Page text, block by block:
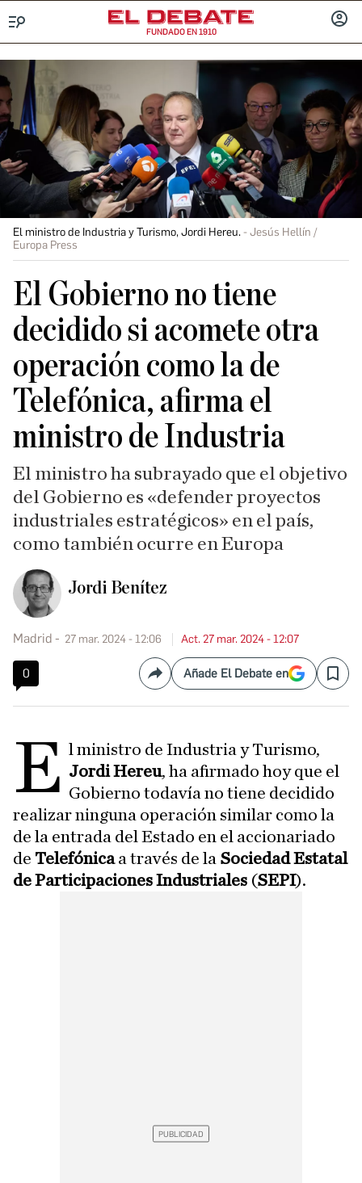
FUNDADO EN 1910
El ministro de Industria y Turismo, Jordi Hereu.
Jesús Hellín /
Europa Press
El Gobierno no tiene
decidido si acomete otra
operación como la de
Telefónica, afirma el
ministro de Industria
El ministro ha subrayado que el objetivo
del Gobierno es «defender proyectos
industriales estratégicos» en el país,
como también ocurre en Europa
Jordi Benítez
Madrid 27 mar. 2024 - 12:06 Act. 27 mar. 2024 - 12:07
0 CompartirAñade El Debate en Save
E l ministro de Industria y Turismo,
Jordi Hereu, ha afirmado hoy que el
Gobierno todavía no tiene decidido
realizar ninguna operación similar como la
de la entrada del Estado en el accionariado
de Telefónicaa través de la Sociedad Estatal
de Participaciones Industriales (SEPI).